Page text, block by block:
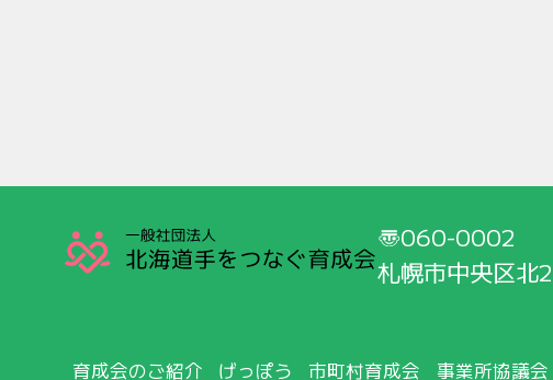
060-0002
札幌市中央区
育成会のご紹介 げっぽう 市町村育成会 事業所協議会